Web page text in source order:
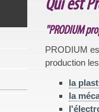
Qui est
"PRODIUM
PRODIUM
production
la
la